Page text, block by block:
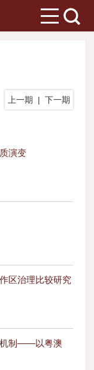
上一期 | 下一期
演变
区治理比较研究
机制——以粤澳